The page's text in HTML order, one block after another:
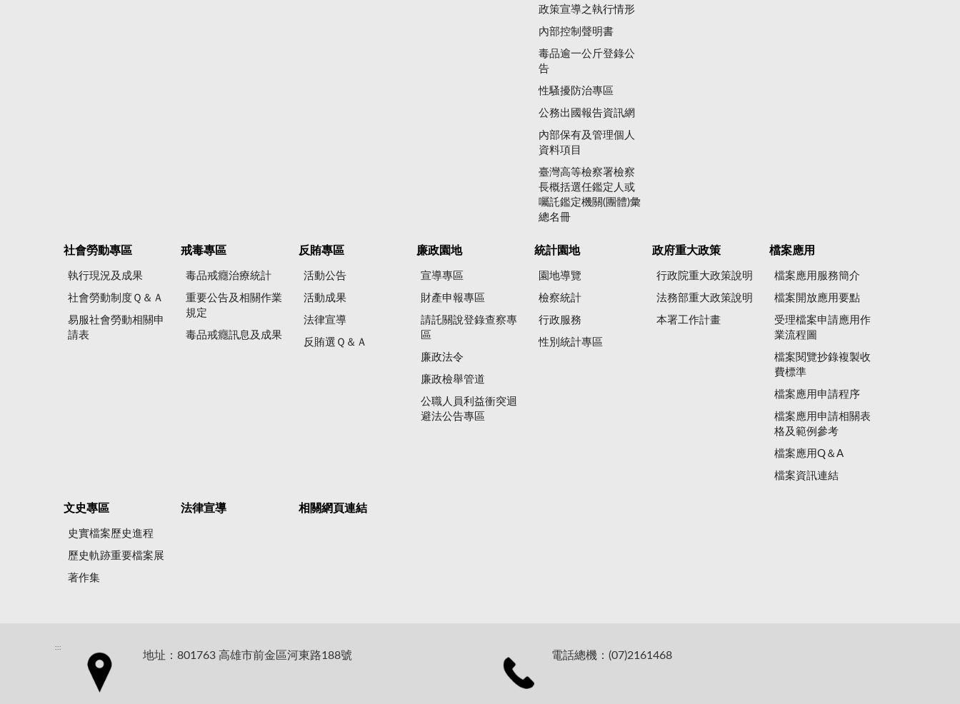
政策宣導之執行情形
內部控制聲明書
毒品逾一公斤登錄公
告
性騷擾防治專區
公務出國報告資訊網
內部保有及管理個人
資料項目
臺灣高等檢察署檢察
長概括選任鑑定人或
囑託鑑定機關(團體)彙
總名冊
社會勞動專區
執行現況及成果
社會勞動制度Ｑ＆Ａ
易服社會勞動相關申
請表
戒毒專區
毒品戒癮治療統計
重要公告及相關作業
規定
毒品戒癮訊息及成果
反賄專區
活動公告
活動成果
法律宣導
反賄選Ｑ＆Ａ
廉政園地
宣導專區
財產申報專區
請託關說登錄查察專
區
廉政法令
廉政檢舉管道
公職人員利益衝突迴
避法公告專區
統計園地
園地導覽
檢察統計
行政服務
性別統計專區
政府重大政策
行政院重大政策說明
法務部重大政策說明
本署工作計畫
檔案應用
檔案應用服務簡介
檔案開放應用要點
受理檔案申請應用作
業流程圖
檔案閱覽抄錄複製收
費標準
檔案應用申請程序
檔案應用申請相關表
格及範例參考
檔案應用Q＆A
檔案資訊連結
文史專區
史實檔案歷史進程
歷史軌跡重要檔案展
著作集
法律宣導 相關網頁連結
:::
地址：801763 高雄市前金區河東路188號 電話總機：(07)2161468